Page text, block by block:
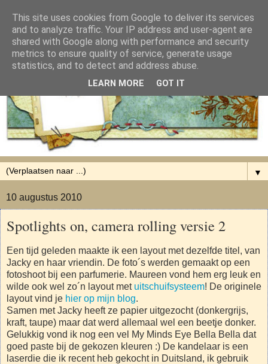
▼
10 augustus 2010
Spotlights on, camera rolling versie 2
Een tijd geleden maakte ik een layout met dezelfde titel, van
Jacky en haar vriendin. De foto´s werden gemaakt op een
fotoshoot bij een parfumerie. Maureen vond hem erg leuk en
wilde ook wel zo´n layout met uitschuifsysteem! De originele
layout vind je hier op mijn blog.
Samen met Jacky heeft ze papier uitgezocht (donkergrijs,
kraft, taupe) maar dat werd allemaal wel een beetje donker.
Gelukkig vond ik nog een vel My Minds Eye Bella Bella dat
goed paste bij de gekozen kleuren :) De kandelaar is een
laserdie die ik recent heb gekocht in Duitsland, ik gebruik
This site uses cookies from Google to deliver its services
and to analyze traffic. Your IP address and user-agent are
shared with Google along with performance and security
metrics to ensure quality of service, generate usage
statistics, and to detect and address abuse.
LEARN MORE GOT IT